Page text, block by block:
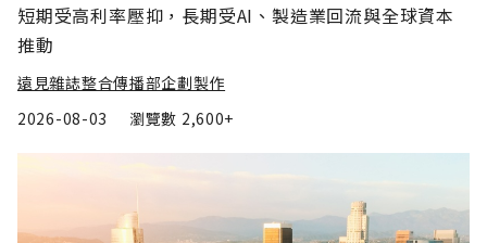
短期受高利率壓抑，長期受AI、製造業回流與全球資本
推動
遠見雜誌整合傳播部企劃製作
2026-08-03
瀏覽數 2,600+